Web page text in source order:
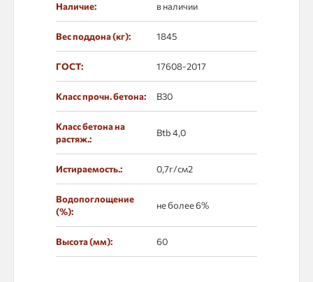
Наличие: в наличии
Вес поддона (кг): 1845
ГОСТ: 17608-2017
Класс прочн. бетона: B30
Класс бетона на
растяж.:
Btb 4,0
Истираемость.: 0,7г/см2
Водопоглощение
(%):
не более 6%
Высота (мм): 60